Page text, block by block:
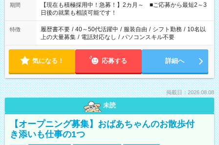
たくない」 など、ご希望を教えてくださいね。 ※Wワーク希望
の方へ 今ご覧のお仕事で希望する勤務時間と、もう1つのお仕事
の勤務時間。 合計で週40時間を超える場合は応募できません。
期間
【現在も積極採用中！急募！】2カ月～ ■ご応募から最短2～3
日後の就業も相談可能です！
特徴 履歴書不要 / 40～50代活躍中 / 服装自由 / シフト勤務 / 10名以
上の大量募集 / 電話対応なし / パソコンスキル不要
気になる！ 応募する 詳細へ
掲載日：2026.08.08
未読
【オープニング募集】おばあちゃんのお散歩付
き添いも仕事の1つ